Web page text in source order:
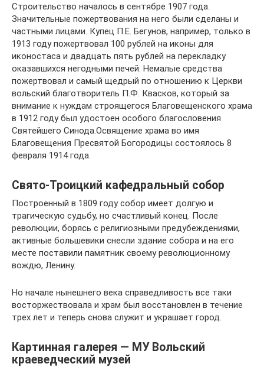
Строительство началось в сентябре 1907 года.
Значительные пожертвования на него были сделаны и
частными лицами. Купец П.Е. Бегунов, например, только в
1913 году пожертвовал 100 рублей на иконы для
иконостаса и двадцать пять рублей на перекладку
оказавшихся негодными печей. Немалые средства
пожертвовал и самый щедрый по отношению к Церкви
вольский благотворитель П.Ф. Квасков, который за
внимание к нуждам строящегося Благовещенского храма
в 1912 году был удостоен особого благословения
Святейшего Синода.Освящение храма во имя
Благовещения Пресвятой Богородицы состоялось 8
февраля 1914 года.
Свято-Троицкий кафедральный собор
Построенный в 1809 году собор имеет долгую и
трагическую судьбу, но счастливый конец. После
революции, борясь с религиозными предубеждениями,
активные большевики снесли здание собора и на его
месте поставили памятник своему революционному
вождю, Ленину.
Но начале нынешнего века справедливость все таки
восторжествовала и храм был восстановлен в течение
трех лет и теперь снова служит и украшает город.
Картинная галерея — МУ Вольский
краеведческий музей